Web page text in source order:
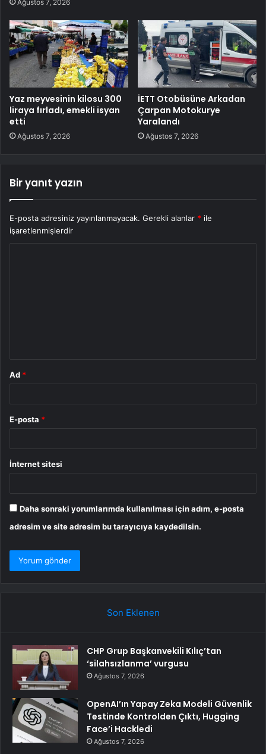
Ağustos 7, 2026
Yaz meyvesinin kilosu 300
liraya fırladı, emekli isyan
etti
Ağustos 7, 2026
İETT Otobüsüne Arkadan
Çarpan Motokurye
Yaralandı
Ağustos 7, 2026
Bir yanıt yazın
E-posta adresiniz yayınlanmayacak. Gerekli alanlar * ile
işaretlenmişlerdir
Ad *
E-posta *
İnternet sitesi
Daha sonraki yorumlarımda kullanılması için adım, e-posta
adresim ve site adresim bu tarayıcıya kaydedilsin.
Son Eklenen
CHP Grup Başkanvekili Kılıç’tan
‘silahsızlanma’ vurgusu
Ağustos 7, 2026
OpenAI’ın Yapay Zeka Modeli Güvenlik
Testinde Kontrolden Çıktı, Hugging
Face’i Hackledi
Ağustos 7, 2026